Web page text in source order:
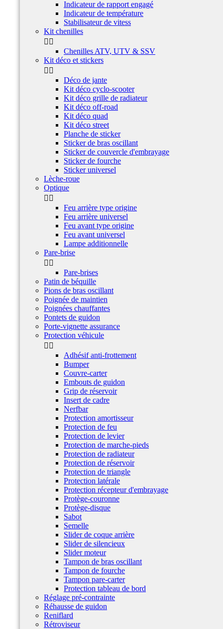
Indicateur de rapport engagé
Indicateur de température
Stabilisateur de vitess
Kit chenilles
 
Chenilles ATV, UTV & SSV
Kit déco et stickers
 
Déco de jante
Kit déco cyclo-scooter
Kit déco grille de radiateur
Kit déco off-road
Kit déco quad
Kit déco street
Planche de sticker
Sticker de bras oscillant
Sticker de couvercle d'embrayage
Sticker de fourche
Sticker universel
Lèche-roue
Optique
 
Feu arrière type origine
Feu arrière universel
Feu avant type origine
Feu avant universel
Lampe additionnelle
Pare-brise
 
Pare-brises
Patin de béquille
Pions de bras oscillant
Poignée de maintien
Poignées chauffantes
Pontets de guidon
Porte-vignette assurance
Protection véhicule
 
Adhésif anti-frottement
Bumper
Couvre-carter
Embouts de guidon
Grip de réservoir
Insert de cadre
Nerfbar
Protection amortisseur
Protection de feu
Protection de levier
Protection de marche-pieds
Protection de radiateur
Protection de réservoir
Protection de triangle
Protection latérale
Protection récepteur d'embrayage
Protège-couronne
Protège-disque
Sabot
Semelle
Slider de coque arrière
Slider de silencieux
Slider moteur
Tampon de bras oscillant
Tampon de fourche
Tampon pare-carter
Protection tableau de bord
Réglage pré-contrainte
Réhausse de guidon
Reniflard
Rétroviseur